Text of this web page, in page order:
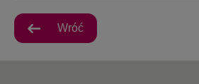
Wróć